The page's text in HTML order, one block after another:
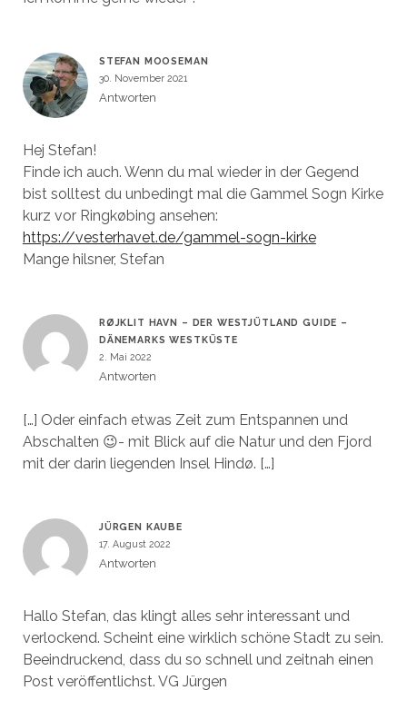
STEFAN MOOSEMAN
30. November 2021
Antworten
Hej Stefan!
Finde ich auch. Wenn du mal wieder in der Gegend
bist solltest du unbedingt mal die Gammel Sogn Kirke
kurz vor Ringkøbing ansehen:
https://vesterhavet.de/gammel-sogn-kirke
Mange hilsner, Stefan
RØJKLIT HAVN – DER WESTJÜTLAND GUIDE –
DÄNEMARKS WESTKÜSTE
2. Mai 2022
Antworten
[…] Oder einfach etwas Zeit zum Entspannen und
Abschalten 😉- mit Blick auf die Natur und den Fjord
mit der darin liegenden Insel Hindø. […]
JÜRGEN KAUBE
17. August 2022
Antworten
Hallo Stefan, das klingt alles sehr interessant und
verlockend. Scheint eine wirklich schöne Stadt zu sein.
Beeindruckend, dass du so schnell und zeitnah einen
Post veröffentlichst. VG Jürgen